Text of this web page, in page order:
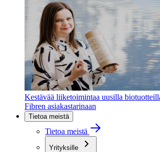
Kestävää liiketoimintaa uusilla
Fibren asiakastarinaan
Tietoa meistä
Tietoa meistä
Yrityksille